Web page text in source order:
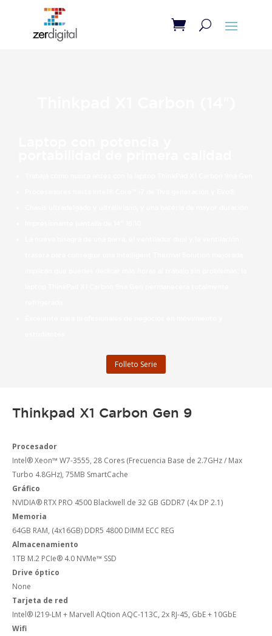
Folleto Serie
Thinkpad X1 Carbon Gen 9
Procesador
Intel® Xeon™ W7-3555, 28 Cores (Frecuencia Base de 2.7GHz / Max
Turbo 4.8GHz), 75MB SmartCache
Gráfico
NVIDIA® RTX PRO 4500 Blackwell de 32 GB GDDR7 (4x DP 2.1)
Memoria
64GB RAM, (4x16GB) DDR5 4800 DIMM ECC REG
Almacenamiento
1TB M.2 PCIe® 4.0 NVMe™ SSD
Drive óptico
None
Tarjeta de red
Intel® I219-LM + Marvell AQtion AQC-113C, 2x RJ-45, GbE + 10GbE
Wifi